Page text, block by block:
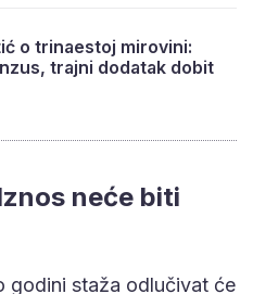
o trinaestoj mirovini:
trajni dodatak dobit
neće biti
godini staža odlučivat će